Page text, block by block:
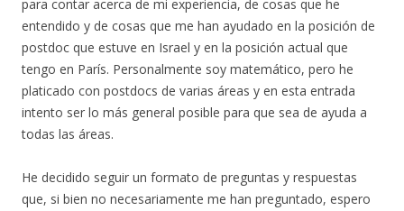
para contar acerca de mi experiencia, de cosas que he
entendido y de cosas que me han ayudado en la posición de
postdoc que estuve en Israel y en la posición actual que
tengo en París. Personalmente soy matemático, pero he
platicado con postdocs de varias áreas y en esta entrada
intento ser lo más general posible para que sea de ayuda a
todas las áreas.
He decidido seguir un formato de preguntas y respuestas
que, si bien no necesariamente me han preguntado, espero